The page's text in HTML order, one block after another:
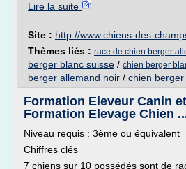
Lire la suite
Site : http://www.chiens-des-
Thèmes liés : race de chien berger
berger blanc suisse / chien berger
berger allemand noir / chien berger
Formation Eleveur Canin
Formation Elevage Chien
Niveau requis : 3ème ou équivalent
Chiffres clés
7 chiens sur 10 possédés sont de